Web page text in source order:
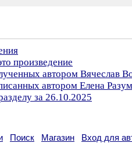
произведение
автором Вячеслав
автором Елена Разум
за 26.10.2025
Поиск Магазин Вход для